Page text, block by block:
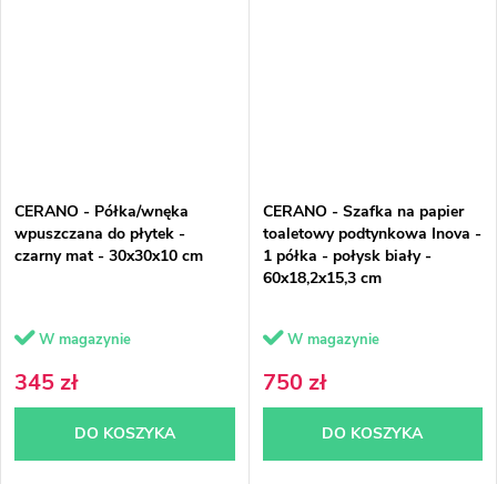
CERANO - Półka/wnęka
wpuszczana do płytek -
czarny mat - 30x30x10 cm
W magazynie
345 zł
DO KOSZYKA
CERANO - Szafka na papier
toaletowy podtynkowa Inova -
1 półka - połysk biały -
60x18,2x15,3 cm
W magazynie
750 zł
DO KOSZYKA